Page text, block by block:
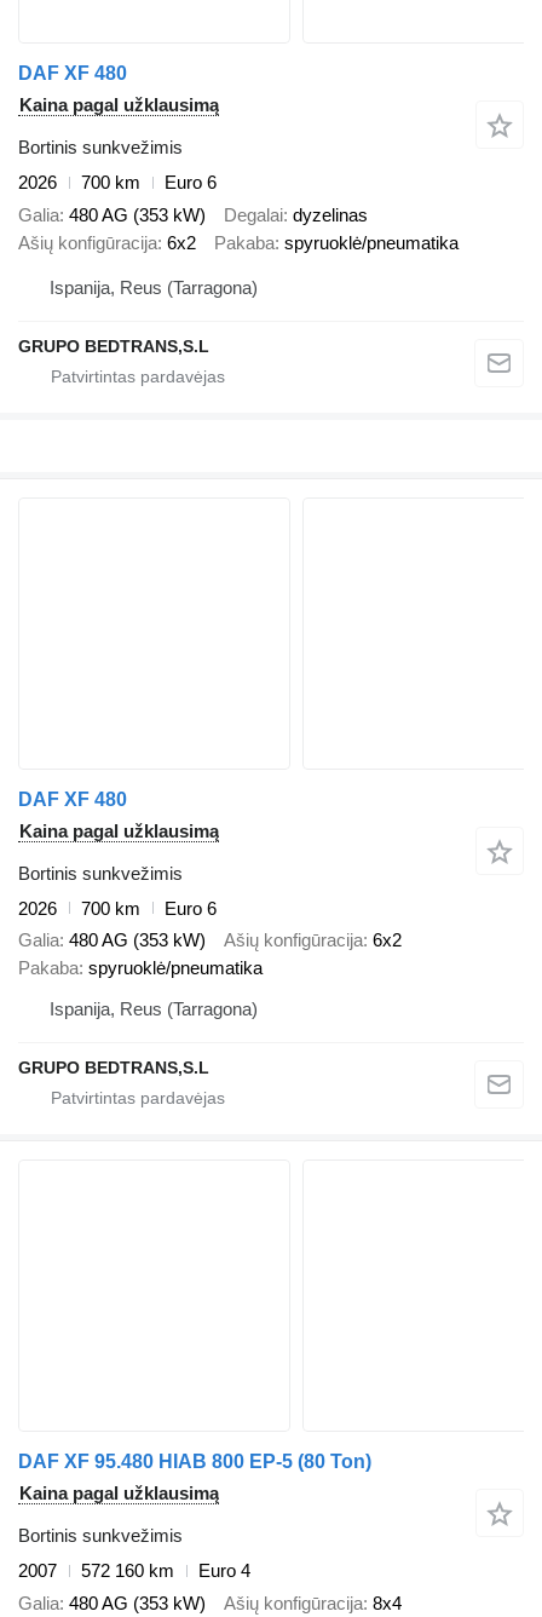
DAF XF 480
Kaina pagal užklausimą
Bortinis sunkvežimis
2026
700 km
Euro 6
Galia 480 AG (353 kW) Degalai dyzelinas
Ašių konfigūracija 6x2 Pakaba spyruoklė/pneumatika
Ispanija, Reus (Tarragona)
GRUPO BEDTRANS,S.L
DAF XF 480
Kaina pagal užklausimą
Bortinis sunkvežimis
2026
700 km
Euro 6
Galia 480 AG (353 kW) Ašių konfigūracija 6x2
Pakaba spyruoklė/pneumatika
Ispanija, Reus (Tarragona)
GRUPO BEDTRANS,S.L
DAF XF 95.480 HIAB 800 EP-5 (80 Ton)
Kaina pagal užklausimą
Bortinis sunkvežimis
2007
572 160 km
Euro 4
Galia 480 AG (353 kW) Ašių konfigūracija 8x4